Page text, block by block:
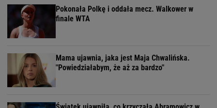
Pokonała Polkę i oddała mecz. Walkower w
finale WTA
Mama ujawnia, jaka jest Maja Chwalińska.
"Powiedziałabym, że aż za bardzo"